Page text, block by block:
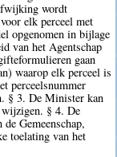
wordt
elk perceel met
opgenomen in bijlage
van het Agentschap
gaan
waarop elk perceel is
perceelsnummer
§ 3. De Minister kan
§ 4. De
Gemeenschap,
toelating van het